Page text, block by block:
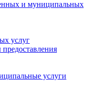
и муниципальных
услуг
услуги